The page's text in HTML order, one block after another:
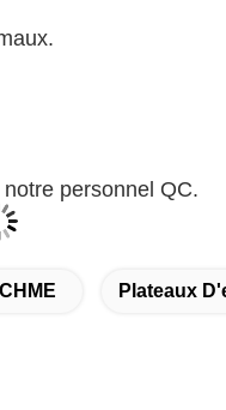
personnel QC.
Plateaux